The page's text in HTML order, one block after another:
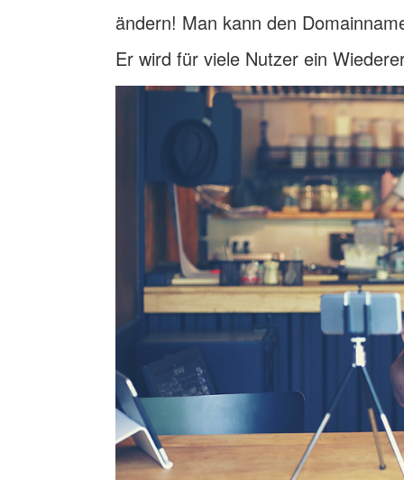
ändern! Man kann den
Er wird für viele Nutzer ein